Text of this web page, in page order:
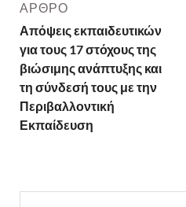
ΆΡΘΡΟ
Απόψεις εκπαιδευτικών
για τους 17 στόχους της
βιώσιμης ανάπτυξης και
τη σύνδεσή τους με την
Περιβαλλοντική
Εκπαίδευση